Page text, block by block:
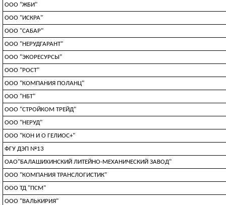
ООО "ЖБИ"
ООО "ИСКРА"
ООО "САБАР"
ООО "НЕРУДГАРАНТ"
ООО "ЭКОРЕСУРСЫ"
ООО "РОСТ"
ООО "КОМПАНИЯ ПОЛАНЦ"
ООО "НБТ"
ООО "СТРОЙКОМ ТРЕЙД"
ООО "НЕРУД"
ООО "КОН И О ГЕЛИОС+"
ФГУ ДЭП №13
ОАО"БАЛАШИХИНСКИЙ ЛИТЕЙНО-МЕХАНИЧЕСКИЙ ЗАВОД"
ООО "КОМПАНИЯ ТРАНСЛОГИСТИК"
ООО ТД "ПСМ"
ООО "ВАЛЬКИРИЯ"